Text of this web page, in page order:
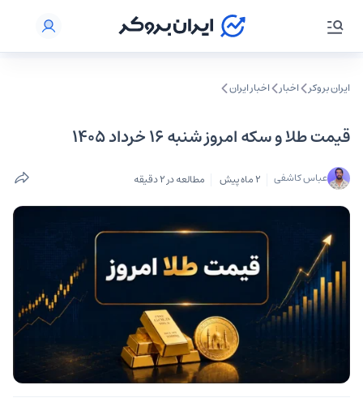
ایران بروکر اخبار اخبار ایران
قیمت طلا و سکه امروز شنبه ۱۶ خرداد ۱۴۰۵
عباس کاشفی 2 ماه پیش مطالعه در 2 دقیقه